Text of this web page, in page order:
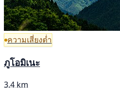
ความเสี่ยงต่ำ
ภูโอมิเนะ
3.4 km